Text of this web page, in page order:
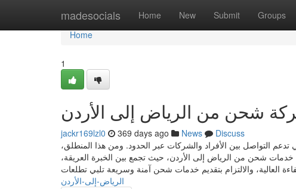
madesocials Home New Submit Groups
Home
Home
1
شحن من الرياض إلى الأردن
jackr169lzl0 369 days ago News
Discuss
تدعم التواصل بين الأفراد والشركات عبر الحدود. ومن هذا المنطلق،
شحن من الرياض إلى الأردن، حيث تجمع بين الخبرة العريقة،
الرياض-إلى-الأردن